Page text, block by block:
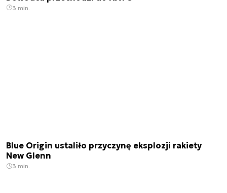
3 min.
Blue Origin ustaliło przyczynę eksplozji rakiety
New Glenn
3 min.